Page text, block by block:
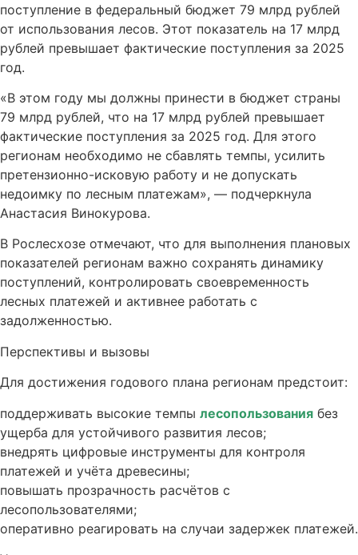
поступление в федеральный бюджет 79 млрд рублей
от использования лесов. Этот показатель на 17 млрд
рублей превышает фактические поступления за 2025
год.
«В этом году мы должны принести в бюджет страны
79 млрд рублей, что на 17 млрд рублей превышает
фактические поступления за 2025 год. Для этого
регионам необходимо не сбавлять темпы, усилить
претензионно-исковую работу и не допускать
недоимку по лесным платежам», — подчеркнула
Анастасия Винокурова.
В Рослесхозе отмечают, что для выполнения плановых
показателей регионам важно сохранять динамику
поступлений, контролировать своевременность
лесных платежей и активнее работать с
задолженностью.
Перспективы и вызовы
Для достижения годового плана регионам предстоит:
поддерживать высокие темпы лесопользования без
ущерба для устойчивого развития лесов;
внедрять цифровые инструменты для контроля
платежей и учёта древесины;
повышать прозрачность расчётов с
лесопользователями;
оперативно реагировать на случаи задержек платежей.